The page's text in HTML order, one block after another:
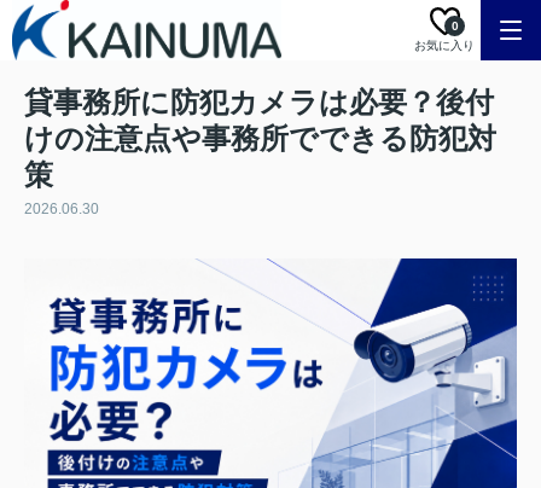
お気に入り
0
貸事務所に防犯カメラは必要？後付
けの注意点や事務所でできる防犯対
策
2026.06.30